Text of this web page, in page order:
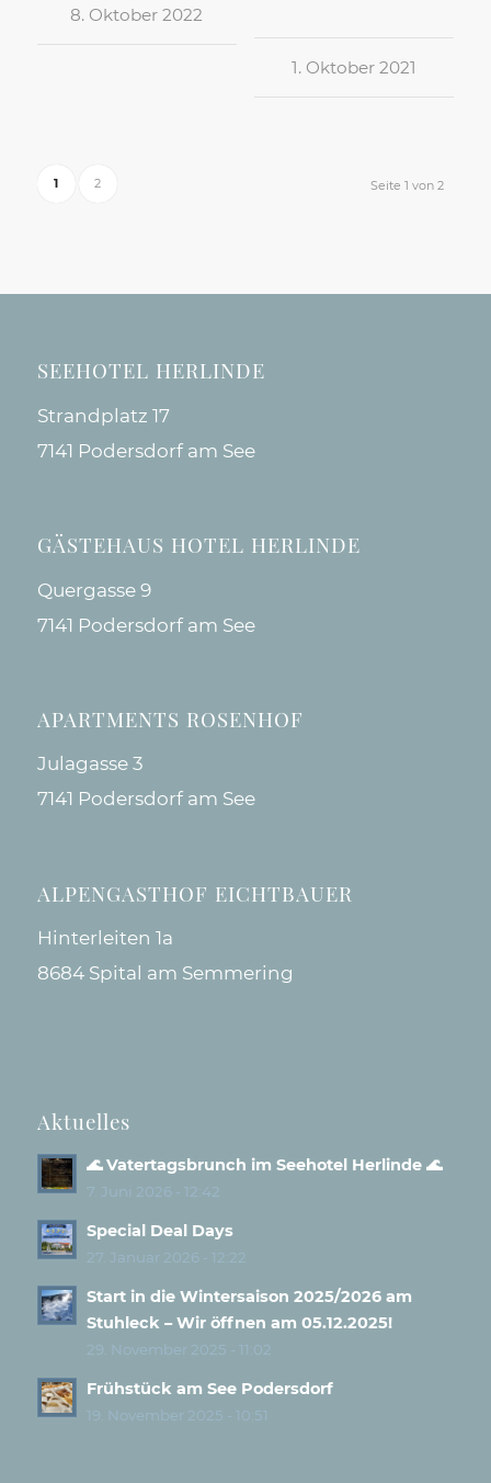
8. Oktober 2022
1. Oktober 2021
Seite 1 von 2
1 2
SEEHOTEL HERLINDE
Strandplatz 17
7141 Podersdorf am See
GÄSTEHAUS HOTEL HERLINDE
Quergasse 9
7141 Podersdorf am See
APARTMENTS ROSENHOF
Julagasse 3
7141 Podersdorf am See
ALPENGASTHOF EICHTBAUER
Hinterleiten 1a
8684 Spital am Semmering
Aktuelles
🌊 Vatertagsbrunch im Seehotel Herlinde 🌊
7. Juni 2026 - 12:42
Special Deal Days
27. Januar 2026 - 12:22
Start in die Wintersaison 2025/2026 am
Stuhleck – Wir öffnen am 05.12.2025!
29. November 2025 - 11:02
Frühstück am See Podersdorf
19. November 2025 - 10:51